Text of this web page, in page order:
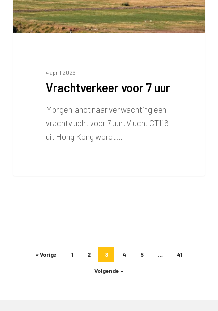
4 april 2026
Vrachtverkeer voor 7 uur
Morgen landt naar verwachting een
vrachtvlucht voor 7 uur. Vlucht CT116
uit Hong Kong wordt…
« Vorige 1 2 3 4 5 41
Volgende »